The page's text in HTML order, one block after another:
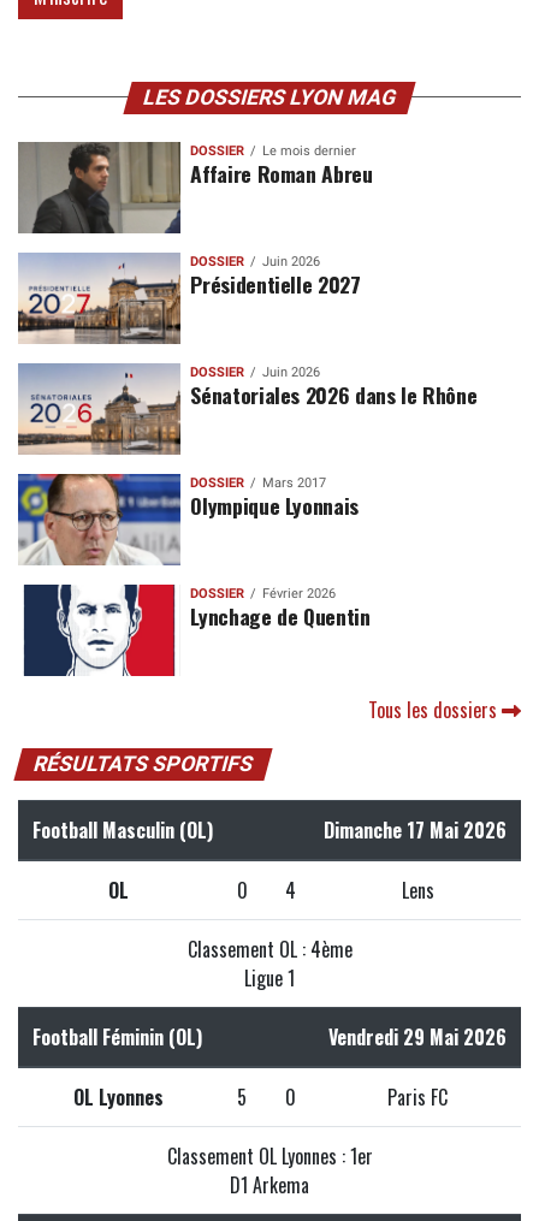
LES DOSSIERS LYON MAG
DOSSIER Le mois dernier
Affaire Roman Abreu
DOSSIER Juin 2026
Présidentielle 2027
DOSSIER Juin 2026
Sénatoriales 2026 dans le Rhône
DOSSIER Mars 2017
Olympique Lyonnais
DOSSIER Février 2026
Lynchage de Quentin
Tous les dossiers
RÉSULTATS SPORTIFS
Football Masculin (OL) Dimanche 17 Mai 2026
OL 0 4 Lens
Classement OL : 4ème
Ligue 1
Football Féminin (OL) Vendredi 29 Mai 2026
OL Lyonnes 5 0 Paris FC
Classement OL Lyonnes : 1er
D1 Arkema